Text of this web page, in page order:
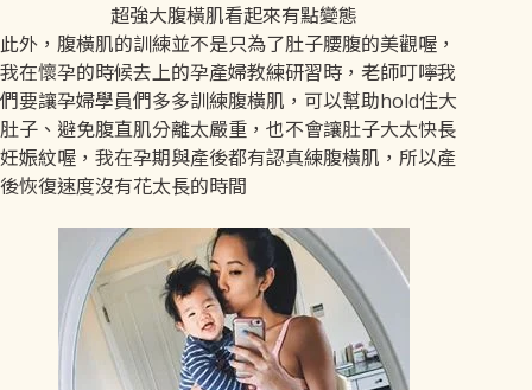
超強大腹橫肌看起來有點變態
此外，腹橫肌的訓練並不是只為了肚子腰腹的美觀喔，
我在懷孕的時候去上的孕產婦教練研習時，老師叮嚀我
們要讓孕婦學員們多多訓練腹橫肌，可以幫助hold住大
肚子、避免腹直肌分離太嚴重，也不會讓肚子大太快長
妊娠紋喔，我在孕期與產後都有認真練腹橫肌，所以產
後恢復速度沒有花太長的時間